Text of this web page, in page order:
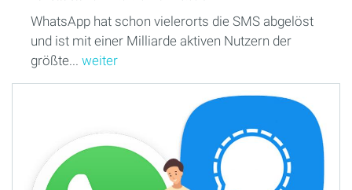
WhatsApp hat schon vielerorts die SMS abgelöst
und ist mit einer Milliarde aktiven Nutzern der
größte... weiter